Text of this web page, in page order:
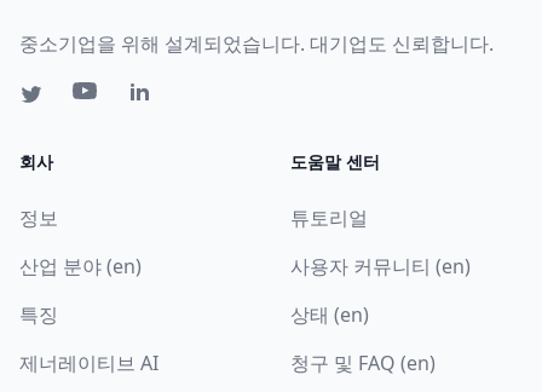
중소기업을 위해 설계되었습니다. 대기업도 신뢰합니다.
회사
정보
산업 분야 (en)
특징
제너레이티브 AI
도움말 센터
튜토리얼
사용자 커뮤니티 (en)
상태 (en)
청구 및 FAQ (en)